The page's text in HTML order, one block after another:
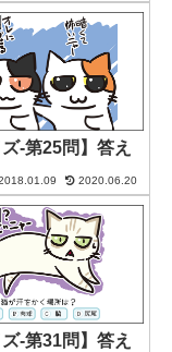
ズ-第25問】答え
2020.06.20
ズ-第31問】答え